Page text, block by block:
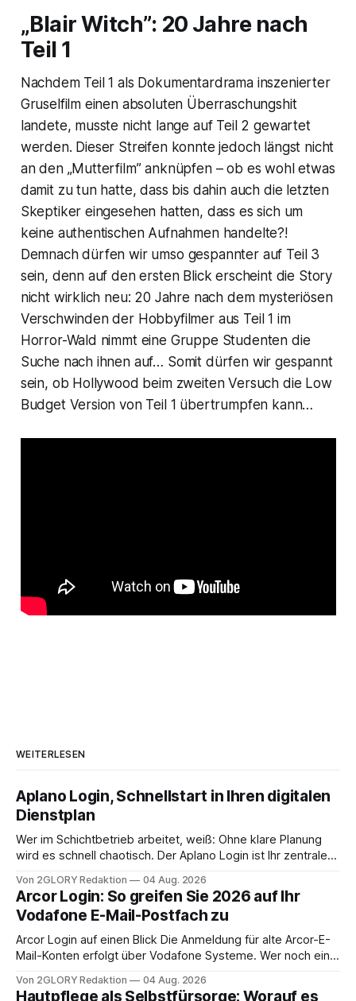
„Blair Witch”: 20 Jahre nach
Teil 1
Nachdem Teil 1 als Dokumentardrama inszenierter
Gruselfilm einen absoluten Überraschungshit
landete, musste nicht lange auf Teil 2 gewartet
werden. Dieser Streifen konnte jedoch längst nicht
an den „Mutterfilm” anknüpfen – ob es wohl etwas
damit zu tun hatte, dass bis dahin auch die letzten
Skeptiker eingesehen hatten, dass es sich um
keine authentischen Aufnahmen handelte?!
Demnach dürfen wir umso gespannter auf Teil 3
sein, denn auf den ersten Blick erscheint die Story
nicht wirklich neu: 20 Jahre nach dem mysteriösen
Verschwinden der Hobbyfilmer aus Teil 1 im
Horror-Wald nimmt eine Gruppe Studenten die
Suche nach ihnen auf… Somit dürfen wir gespannt
sein, ob Hollywood beim zweiten Versuch die Low
Budget Version von Teil 1 übertrumpfen kann…
WEITERLESEN
Aplano Login, Schnellstart in Ihren digitalen
Dienstplan
Wer im Schichtbetrieb arbeitet, weiß: Ohne klare Planung
wird es schnell chaotisch. Der Aplano Login ist Ihr zentraler
abwesenheiten und die gesamte kommunikation rund um
Ihr personal digital zu organisieren. In diesem Leitfaden
erfahren Sie alles, was Sie für einen reibungslosen Einstieg
brauchen, von der Registrierung
Von 2GLORY Redaktion 04 Aug. 2026
Arcor Login: So greifen Sie 2026 auf Ihr
Vodafone E-Mail-Postfach zu
Arcor Login auf einen Blick Die Anmeldung für alte Arcor-E-
Mail-Konten erfolgt über Vodafone Systeme. Wer noch eine
besitzt, loggt sich heute über das Vodafone E-Mail & Cloud
Von 2GLORY Redaktion 04 Aug. 2026
Hautpflege als Selbstfürsorge: Worauf es